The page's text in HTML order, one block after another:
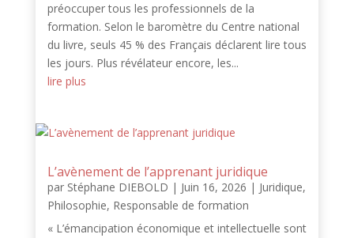
préoccuper tous les professionnels de la
formation. Selon le baromètre du Centre national
du livre, seuls 45 % des Français déclarent lire tous
les jours. Plus révélateur encore, les...
lire plus
L’avènement de l’apprenant juridique
par Stéphane DIEBOLD | Juin 16, 2026 | Juridique,
Philosophie, Responsable de formation
« L’émancipation économique et intellectuelle sont